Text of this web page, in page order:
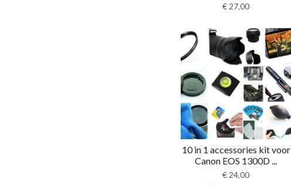
€ 27,00
10 in 1 accessories kit voor
Canon EOS 1300D ...
€ 24,00